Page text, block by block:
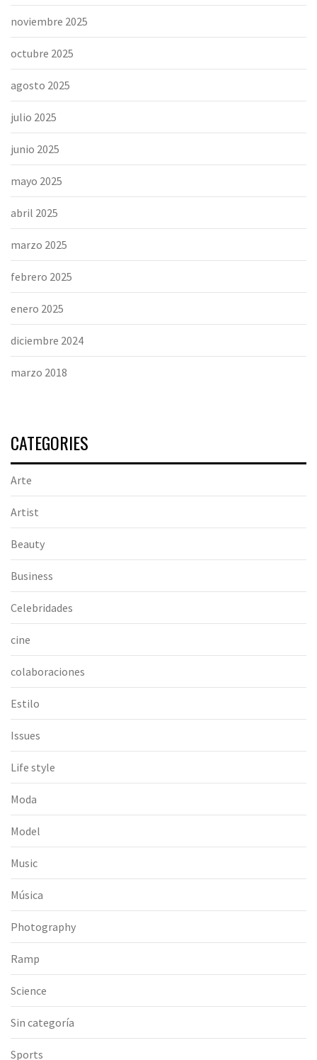
noviembre 2025
octubre 2025
agosto 2025
julio 2025
junio 2025
mayo 2025
abril 2025
marzo 2025
febrero 2025
enero 2025
diciembre 2024
marzo 2018
CATEGORIES
Arte
Artist
Beauty
Business
Celebridades
cine
colaboraciones
Estilo
Issues
Life style
Moda
Model
Music
Música
Photography
Ramp
Science
Sin categoría
Sports